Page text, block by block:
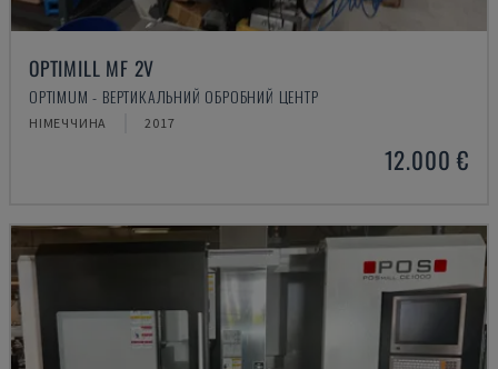
OPTIMILL MF 2V
OPTIMUM - ВЕРТИКАЛЬНИЙ ОБРОБНИЙ ЦЕНТР
НІМЕЧЧИНА 2017
12.000 €